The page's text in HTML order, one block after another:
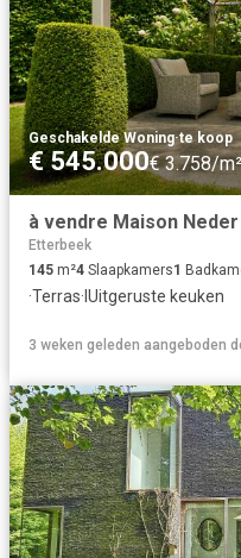
Geschakelde Woning·te koop
€ 545.000€ 3.758/m²
Etterbeek
145 m²4 Slaapkamers1
·Terras· IUitgeruste keuken
3 weken geleden aangeboden